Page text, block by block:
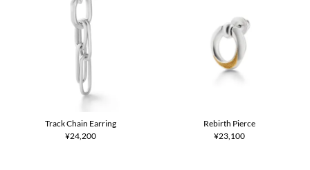
Track Chain Earring
¥24,200
Rebirth Pierce
¥23,100